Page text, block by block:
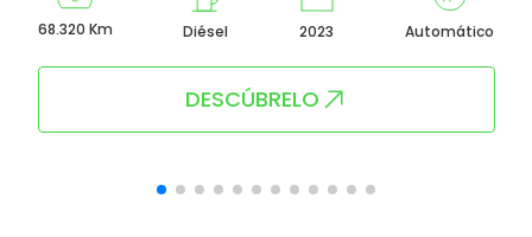
68.320 Km Diésel 2023 Automático
DESCÚBRELO